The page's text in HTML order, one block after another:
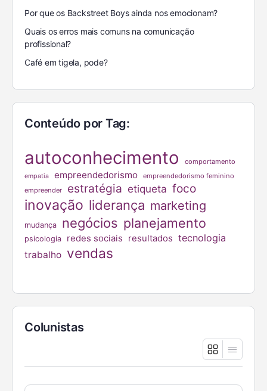
Por que os Backstreet Boys ainda nos emocionam?
Quais os erros mais comuns na comunicação
profissional?
Café em tigela, pode?
Conteúdo por Tag:
autoconhecimento comportamento
empatia empreendedorismo
empreendedorismo feminino
empreender
estratégia etiqueta foco
inovação liderança marketing
mudança negócios planejamento
psicologia redes sociais resultados tecnologia
trabalho vendas
Colunistas